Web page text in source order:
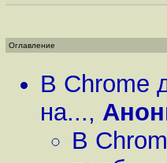
Оглавление
В Chrome
на...,
В